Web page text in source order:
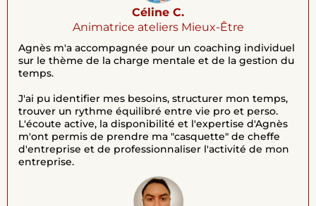
Céline C.
Animatrice ateliers Mieux-Être
Agnès m'a accompagnée pour un coaching individuel
sur le thème de la charge mentale et de la gestion du
temps.
J'ai pu identifier mes besoins, structurer mon temps,
trouver un rythme équilibré entre vie pro et perso.
L'écoute active, la disponibilité et l'expertise d'Agnès
m'ont permis de prendre ma "casquette" de cheffe
d'entreprise et de professionnaliser l'activité de mon
entreprise.